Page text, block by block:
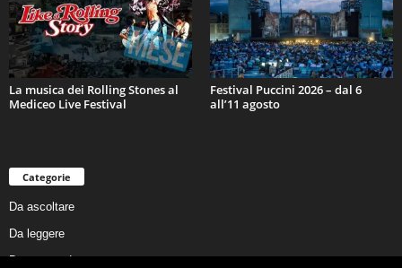
La musica dei Rolling Stones al
Mediceo Live Festival
Festival Puccini 2026 – dal 6
all’11 agosto
Categorie
Da ascoltare
Da leggere
Da non perdere